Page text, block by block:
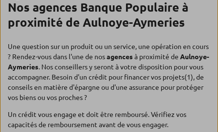
Nos agences Banque Populaire à
proximité de Aulnoye-Aymeries
Une question sur un produit ou un service, une opération en cours
? Rendez-vous dans l'une de nosagencesà proximité de Aulnoye-
Aymeries. Nos conseillers y seront à votre disposition pour vous
accompagner. Besoin d'un crédit pour financer vos projets(1), de
conseils en matière d'épargne ou d'une assurance pour protéger
vos biens ou vos proches ?
Un crédit vous engage et doit être remboursé. Vérifiez vos
capacités de remboursement avant de vous engager.